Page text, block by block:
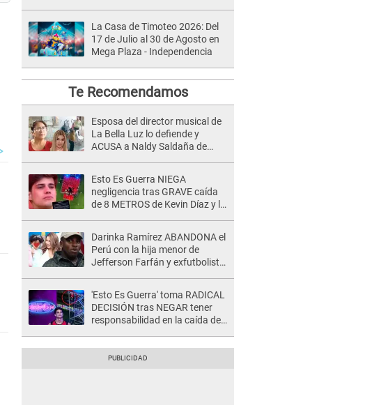
La Casa de Timoteo 2026: Del
17 de Julio al 30 de Agosto en
Mega Plaza - Independencia
Te Recomendamos
Esposa del director musical de
La Bella Luz lo defiende y
ACUSA a Naldy Saldaña de
Esto Es Guerra NIEGA
negligencia tras GRAVE caída
de 8 METROS de Kevin Díaz y lo
Darinka Ramírez ABANDONA el
Perú con la hija menor de
Jefferson Farfán y exfutbolista
'Esto Es Guerra' toma RADICAL
DECISIÓN tras NEGAR tener
responsabilidad en la caída de